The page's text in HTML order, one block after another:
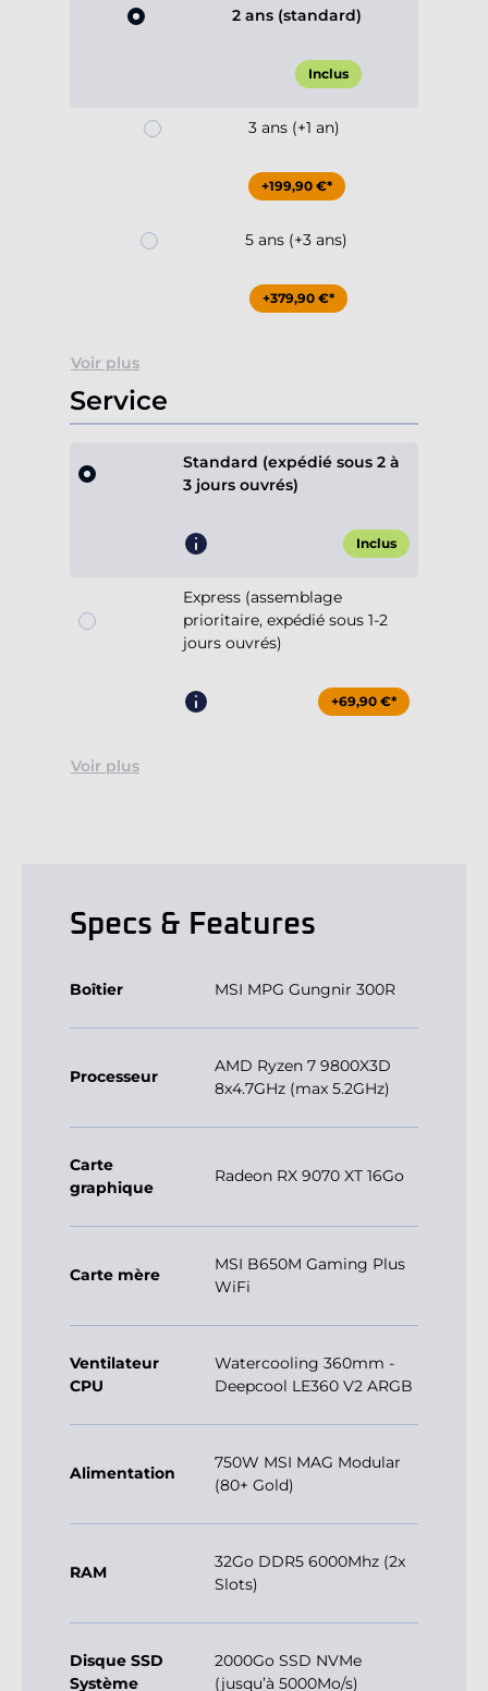
2 ans (standard)
Inclus
3 ans (+1 an)
+199,90 €*
5 ans (+3 ans)
+379,90 €*
Voir plus
Service
Standard (expédié sous 2 à
3 jours ouvrés)
Inclus
Express (assemblage
prioritaire, expédié sous 1-2
jours ouvrés)
+69,90 €*
Voir plus
Specs & Features
Boîtier MSI MPG Gungnir 300R
Processeur
AMD Ryzen 7 9800X3D
8x4.7GHz (max 5.2GHz)
Carte
graphique
Radeon RX 9070 XT 16Go
Carte mère
MSI B650M Gaming Plus
WiFi
Ventilateur
CPU
Watercooling 360mm -
Deepcool LE360 V2 ARGB
Alimentation
750W MSI MAG Modular
(80+ Gold)
RAM
32Go DDR5 6000Mhz (2x
Slots)
Disque SSD
Système
2000Go SSD NVMe
(jusqu’à 5000Mo/s)